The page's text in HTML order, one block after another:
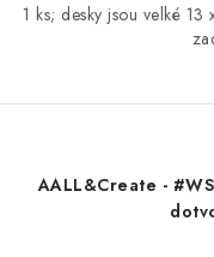
1 ks; desky jsou velké
AALL&Create -